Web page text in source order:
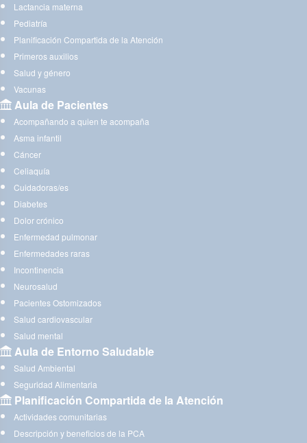
Lactancia materna
Pediatría
Planificación Compartida de la Atención
Primeros auxilios
Salud y género
Vacunas
Aula de Pacientes
Acompañando a quien te acompaña
Asma infantil
Cáncer
Celiaquía
Cuidadoras/es
Diabetes
Dolor crónico
Enfermedad pulmonar
Enfermedades raras
Incontinencia
Neurosalud
Pacientes Ostomizados
Salud cardiovascular
Salud mental
Aula de Entorno Saludable
Salud Ambiental
Seguridad Alimentaria
Planificación Compartida de la Atención
Actividades comunitarias
Descripción y beneficios de la PCA